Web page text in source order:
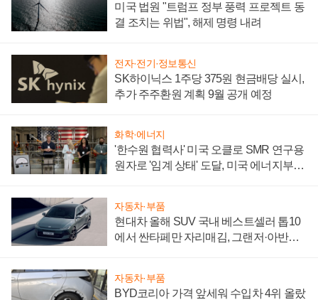
미국 법원 "트럼프 정부 풍력 프로젝트 동
결 조치는 위법", 해제 명령 내려
전자·전기·정보통신
SK하이닉스 1주당 375원 현금배당 실시,
추가 주주환원 계획 9월 공개 예정
화학·에너지
'한수원 협력사' 미국 오클로 SMR 연구용
원자로 '임계 상태' 도달, 미국 에너지부
자동차·부품
현대차 올해 SUV 국내 베스트셀러 톱10
에서 싼타페만 자리매김, 그랜저·아반떼
자동차·부품
BYD코리아 가격 앞세워 수입차 4위 올랐